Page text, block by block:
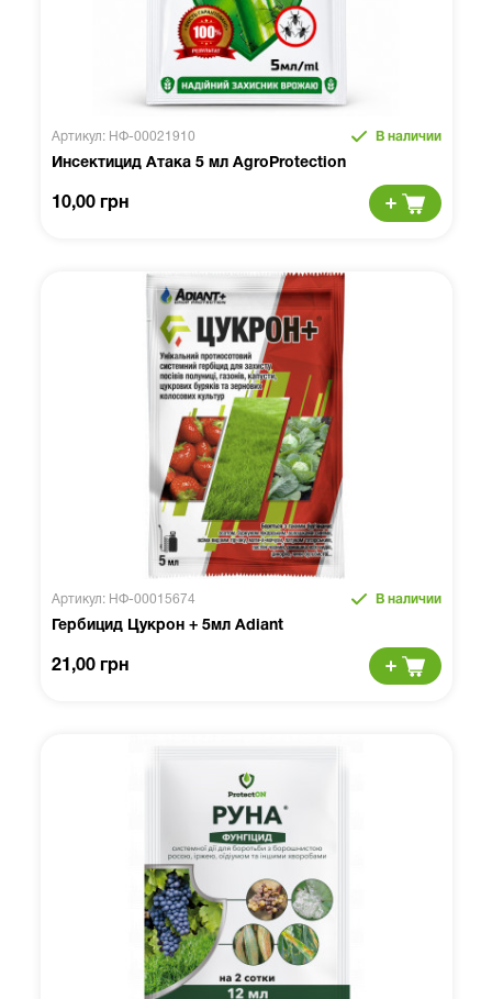
Артикул: НФ-00021910 В наличии
Инсектицид Атака 5 мл AgroProtection
10,00 грн
Артикул: НФ-00015674 В наличии
Гербицид Цукрон + 5мл Adiant
21,00 грн